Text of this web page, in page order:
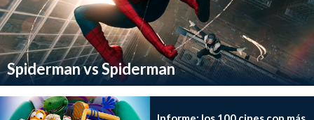
Spiderman vs Spiderman